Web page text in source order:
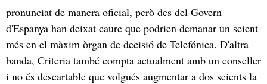
pronunciat de manera oficial, però des del Govern
d'Espanya han deixat caure que podrien demanar un seient
més en el màxim òrgan de decisió de Telefónica. D'altra
banda, Criteria també compta actualment amb un conseller
i no és descartable que volgués augmentar a dos seients la